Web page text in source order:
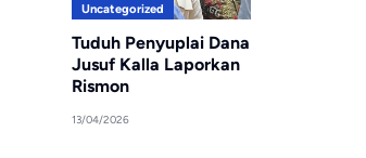
Uncategorized
Tuduh Penyuplai Dana
Jusuf Kalla Laporkan
Rismon
13/04/2026